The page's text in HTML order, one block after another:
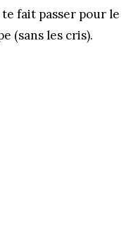
fait passer pour le
(sans les cris).